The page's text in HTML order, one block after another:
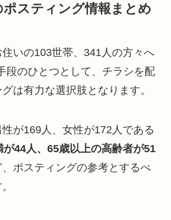
ポスティング情報まとめ
いの103世帯、341人の方々へ
段のひとつとして、チラシを配
は有力な選択肢となります。
が169人、女性が172人である
が44人、65歳以上の高齢者が51
ポスティングの参考とするべ